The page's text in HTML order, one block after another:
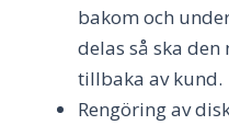
bakom och
delas så ska
tillbaka av kund.
Rengöring av